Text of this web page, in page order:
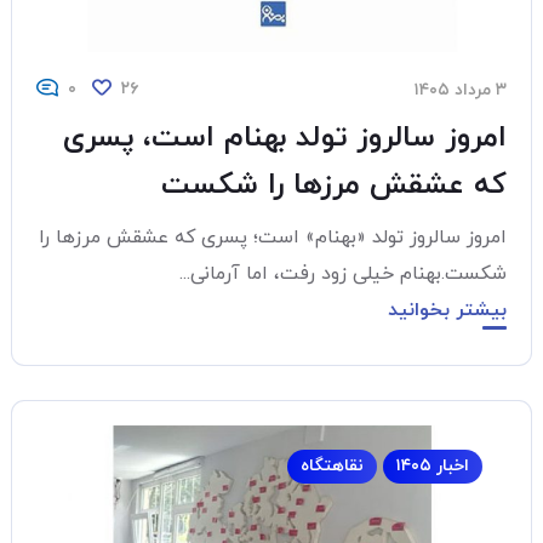
۳ مرداد ۱۴۰۵ ۲۶ ۰
امروز سالروز تولد بهنام است، پسری
که عشقش مرزها را شکست
امروز سالروز تولد «بهنام» است؛ پسری که عشقش مرزها را
شکست. ​بهنام خیلی زود رفت، اما آرمانی...
بیشتر بخوانید
اخبار ۱۴۰۵ نقاهتگاه